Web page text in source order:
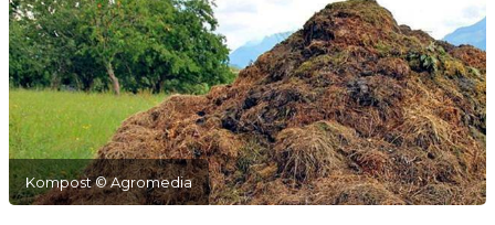
Kompost © Agromedia